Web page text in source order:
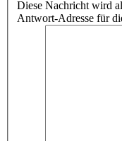
Diese Nachricht wird
Antwort-Adresse für